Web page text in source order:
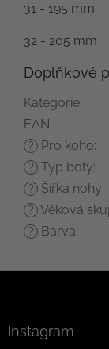
31 - 195 mm
32 - 205 mm
Doplňkové
Kategorie:
EAN:
? Pro koho:
? Typ boty:
? Šířka nohy:
? Věková
? Barva:
Instagram